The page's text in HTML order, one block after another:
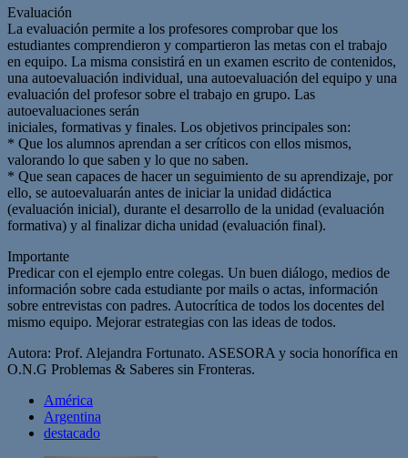
Evaluación
La evaluación permite a los profesores comprobar que los
estudiantes comprendieron y compartieron las metas con el trabajo
en equipo. La misma consistirá en un examen escrito de contenidos,
una autoevaluación individual, una autoevaluación del equipo y una
evaluación del profesor sobre el trabajo en grupo. Las
autoevaluaciones serán
iniciales, formativas y finales. Los objetivos principales son:
* Que los alumnos aprendan a ser críticos con ellos mismos,
valorando lo que saben y lo que no saben.
* Que sean capaces de hacer un seguimiento de su aprendizaje, por
ello, se autoevaluarán antes de iniciar la unidad didáctica
(evaluación inicial), durante el desarrollo de la unidad (evaluación
formativa) y al finalizar dicha unidad (evaluación final).
Importante
Predicar con el ejemplo entre colegas. Un buen diálogo, medios de
información sobre cada estudiante por mails o actas, información
sobre entrevistas con padres. Autocrítica de todos los docentes del
mismo equipo. Mejorar estrategias con las ideas de todos.
Autora: Prof. Alejandra Fortunato. ASESORA y socia honorífica en
O.N.G Problemas & Saberes sin Fronteras.
América
Argentina
destacado